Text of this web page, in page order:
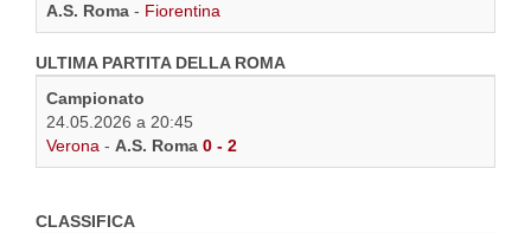
A.S. Roma - Fiorentina
ULTIMA PARTITA DELLA ROMA
Campionato
24.05.2026 a 20:45
Verona - A.S. Roma 0 - 2
CLASSIFICA